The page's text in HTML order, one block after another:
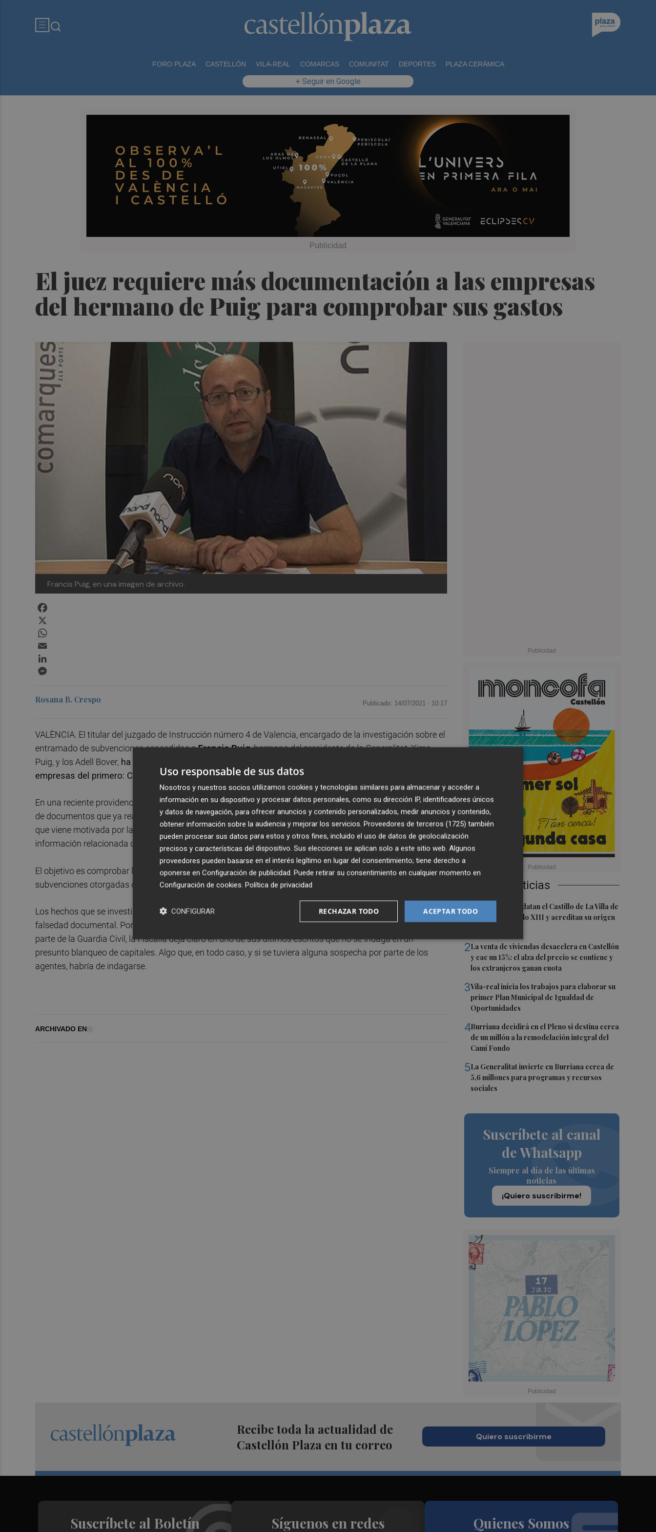
FORO PLAZA CASTELLÓN VILA-REAL COMARCAS COMUNITAT DEPORTES PLAZA CERÁMICA
+ Seguir en Google
El juez requiere más documentación a las empresas
del hermano de Puig para comprobar sus gastos
Francis Puig, en una imagen de archivo.
Últimas Noticias
1 Investigadores datan el Castillo de La Villa de
El Toro en el siglo XIII y acreditan su origen
2La venta de viviendas desacelera en Castellón
y cae un 15%: el alza del precio se contiene y
los extranjeros ganan cuota
3Vila-real inicia los trabajos para elaborar su
primer Plan Municipal de Igualdad de
Oportunidades
4Burriana decidirá en el Pleno si destina cerca
de un millón a la remodelación integral del
Camí Fondo
5La Generalitat invierte en Burriana cerca de
5,6 millones para programas y recursos
sociales
Suscríbete al canal
de Whatsapp
Siempre al día de las últimas
noticias
¡Quiero suscribirme!
Rosana B. Crespo Publicado: 14/07/2021 · 10:17
VALÈNCIA. El titular del juzgado de Instrucción número 4 de Valencia, encargado de la investigación sobre el
entramado de subvenciones concedidas aFrancis Puig, hermano del presidente de la Generalitat, Ximo
Puig, y los Adell Bover, ha ampliado requerimientos de documentación. Lo ha hecho, precisamente, a las
empresas del primero: Comunicacions dels Ports y Mas Mut Produccions.
En una reciente providencia y a petición de la Fiscalía Anticorrupción, el juez ha hecho extensiva la solicitud
de documentos que ya realizó a las mercantiles de los Adell Bover. Ahora, a las de Francis Puig. Una decisión
que viene motivada por la predisposición comunicada por la defensa de este último a facilitar toda la
información relacionada con la instrucción de esta causa.
El objetivo es comprobar los gastos efectuados por estas empresas y si se corresponden a las
subvenciones otorgadas o, si por el contrario, fueron simulados para obtenerlas.
Los hechos que se investigan son constitutivos indiciariamente de los delitos de fraude de subvenciones y
falsedad documental. Por el momento, y debido a varias búsquedas de documentación infructuosas por
parte de la Guardia Civil, la Fiscalía deja claro en uno de sus últimos escritos que no se indaga en un
presunto blanqueo de capitales. Algo que, en todo caso, y si se tuviera alguna sospecha por parte de los
agentes, habría de indagarse.
ARCHIVADO EN
Recibe toda la actualidad de
Castellón Plaza en tu correo
Quiero suscribirme
Suscríbete al Boletín Síguenos en redes Quienes Somos
Uso responsable de sus datos
Nosotros y nuestros socios utilizamos cookies y tecnologías similares para almacenar y acceder a
información en su dispositivo y procesar datos personales, como su dirección IP, identificadores únicos
y datos de navegación, para ofrecer anuncios y contenido personalizados, medir anuncios y contenido,
obtener información sobre la audiencia y mejorar los servicios. Proveedores de terceros (1725) también
pueden procesar sus datos para estos y otros fines, incluido el uso de datos de geolocalización
precisos y características del dispositivo. Sus elecciones se aplican solo a este sitio web. Algunos
proveedores pueden basarse en el interés legítimo en lugar del consentimiento; tiene derecho a
oponerse en Configuración de publicidad. Puede retirar su consentimiento en cualquier momento en
Configuración de cookies. Política de privacidad
ACEPTAR TODO
RECHAZAR TODO
CONFIGURAR